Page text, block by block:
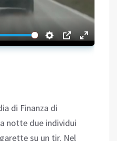
di Finanza di
notte due individui
su un tir. Nel